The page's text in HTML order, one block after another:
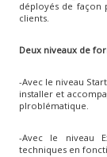
déployés de façon
clients.
Deux niveaux de
-Avec le niveau
installer et
plroblématique.
-Avec le niveau
techniques en